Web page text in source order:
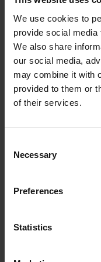
We use cookies to
provide social
We also share
our social media,
may combine it with
provided to them or
of their services.
Selection
Necessary
Preferences
Statistics
–Cieszymy się, że
w tej ważnej
która będzie nie
na dalszy rozwój
dla zespołu po
współpracę, a
i profesjonalizm –
doradca klienta w
Francuska Office
"Excellent", który
w zrównoważony
system
kompleksu.
i przyjazny dla
Vattenfall,